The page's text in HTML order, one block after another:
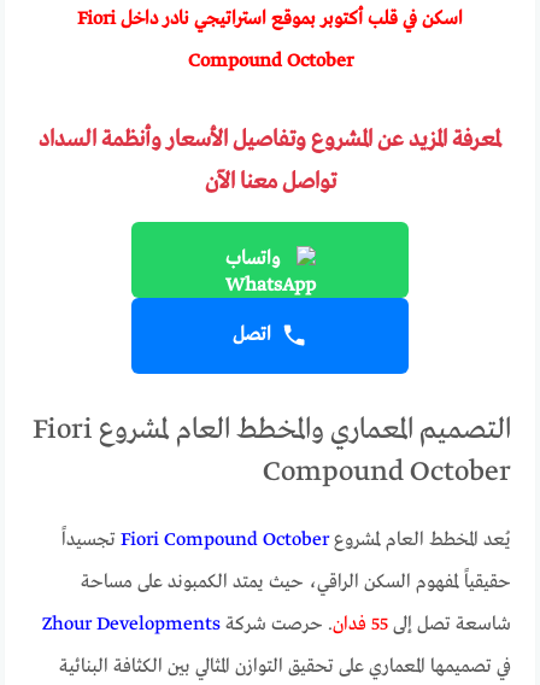
اسكن في قلب أكتوبر بموقع استراتيجي نادر داخل Fiori
Compound October
لمعرفة المزيد عن المشروع وتفاصيل الأسعار وأنظمة السداد
تواصل معنا الآن
واتساب
اتصل
التصميم المعماري والمخطط العام لمشروع Fiori
Compound October
يُعد المخطط العام لمشروعFiori Compound October تجسيداً
حقيقياً لمفهوم السكن الراقي، حيث يمتد الكمبوند على مساحة
شاسعة تصل إلى55 فدان . حرصت شركةZhour Developments
في تصميمها المعماري على تحقيق التوازن المثالي بين الكثافة البنائية